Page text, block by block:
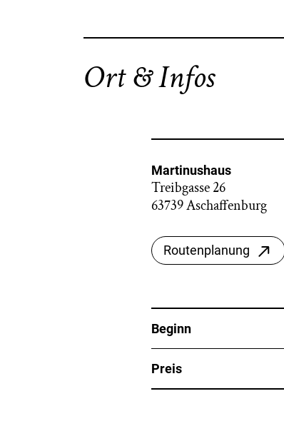
Ort & Infos
Martinushaus
Treibgasse 26
63739 Aschaffenburg
Routenplanung
Beginn
Preis